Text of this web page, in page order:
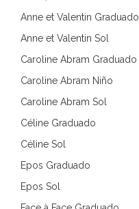
Anne et Valentin Graduado
Anne et Valentin Sol
Caroline Abram Graduado
Caroline Abram Niño
Caroline Abram Sol
Céline Graduado
Céline Sol
Epos Graduado
Epos Sol